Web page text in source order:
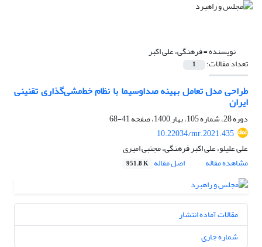
نویسنده =فرهنگی، علی اکبر
تعداد مقالات: 1
طراحی مدل تعامل بهینه صداوسیما با نظام خط‌مشی‌گذاری تقنینی
ایران
دوره 28، شماره 105، بهار 1400، صفحه
41-68
10.22034/mr.2021.435
علی علیلو، علی اکبر فرهنگی، مجتبی امیری
مشاهده مقاله
اصل مقاله 951.8 K
مقالات آماده انتشار
شماره جاری